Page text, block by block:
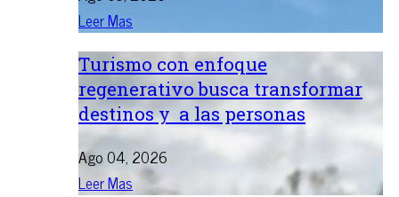
Leer Mas
Turismo con enfoque
regenerativo busca transformar
destinos y a las personas
Ago 04, 2026
Leer Mas